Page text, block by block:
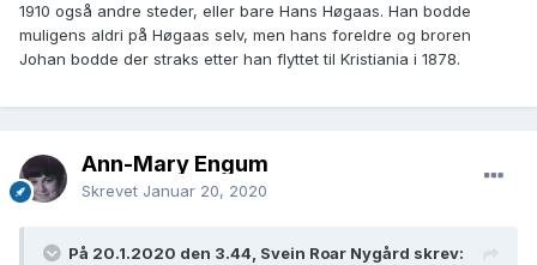
Brukslenke for sidevisning:
https://www.digitalarkivet.no/sk10051004202197
https://forum.arkivverket.no/topic/204017-savnet-i-
1910 Ft. Bogen: fortsatt «Udsat af Kristiania fattigv.»
https://www.digitalarkivet.no/census/person/pf01036352002
1910 også andre steder, eller bare Hans Høgaas. Han bodde
muligens aldri på Høgaas selv, men hans foreldre og broren
Johan bodde der straks etter han flyttet til Kristiania i 1878.
Ann-Mary Engum
Skrevet Januar 20, 2020
På 20.1.2020 den 3.44, Svein Roar Nygård skrev: